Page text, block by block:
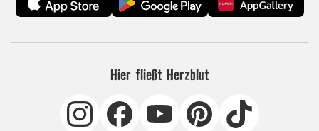
Hier fließt Herzblut